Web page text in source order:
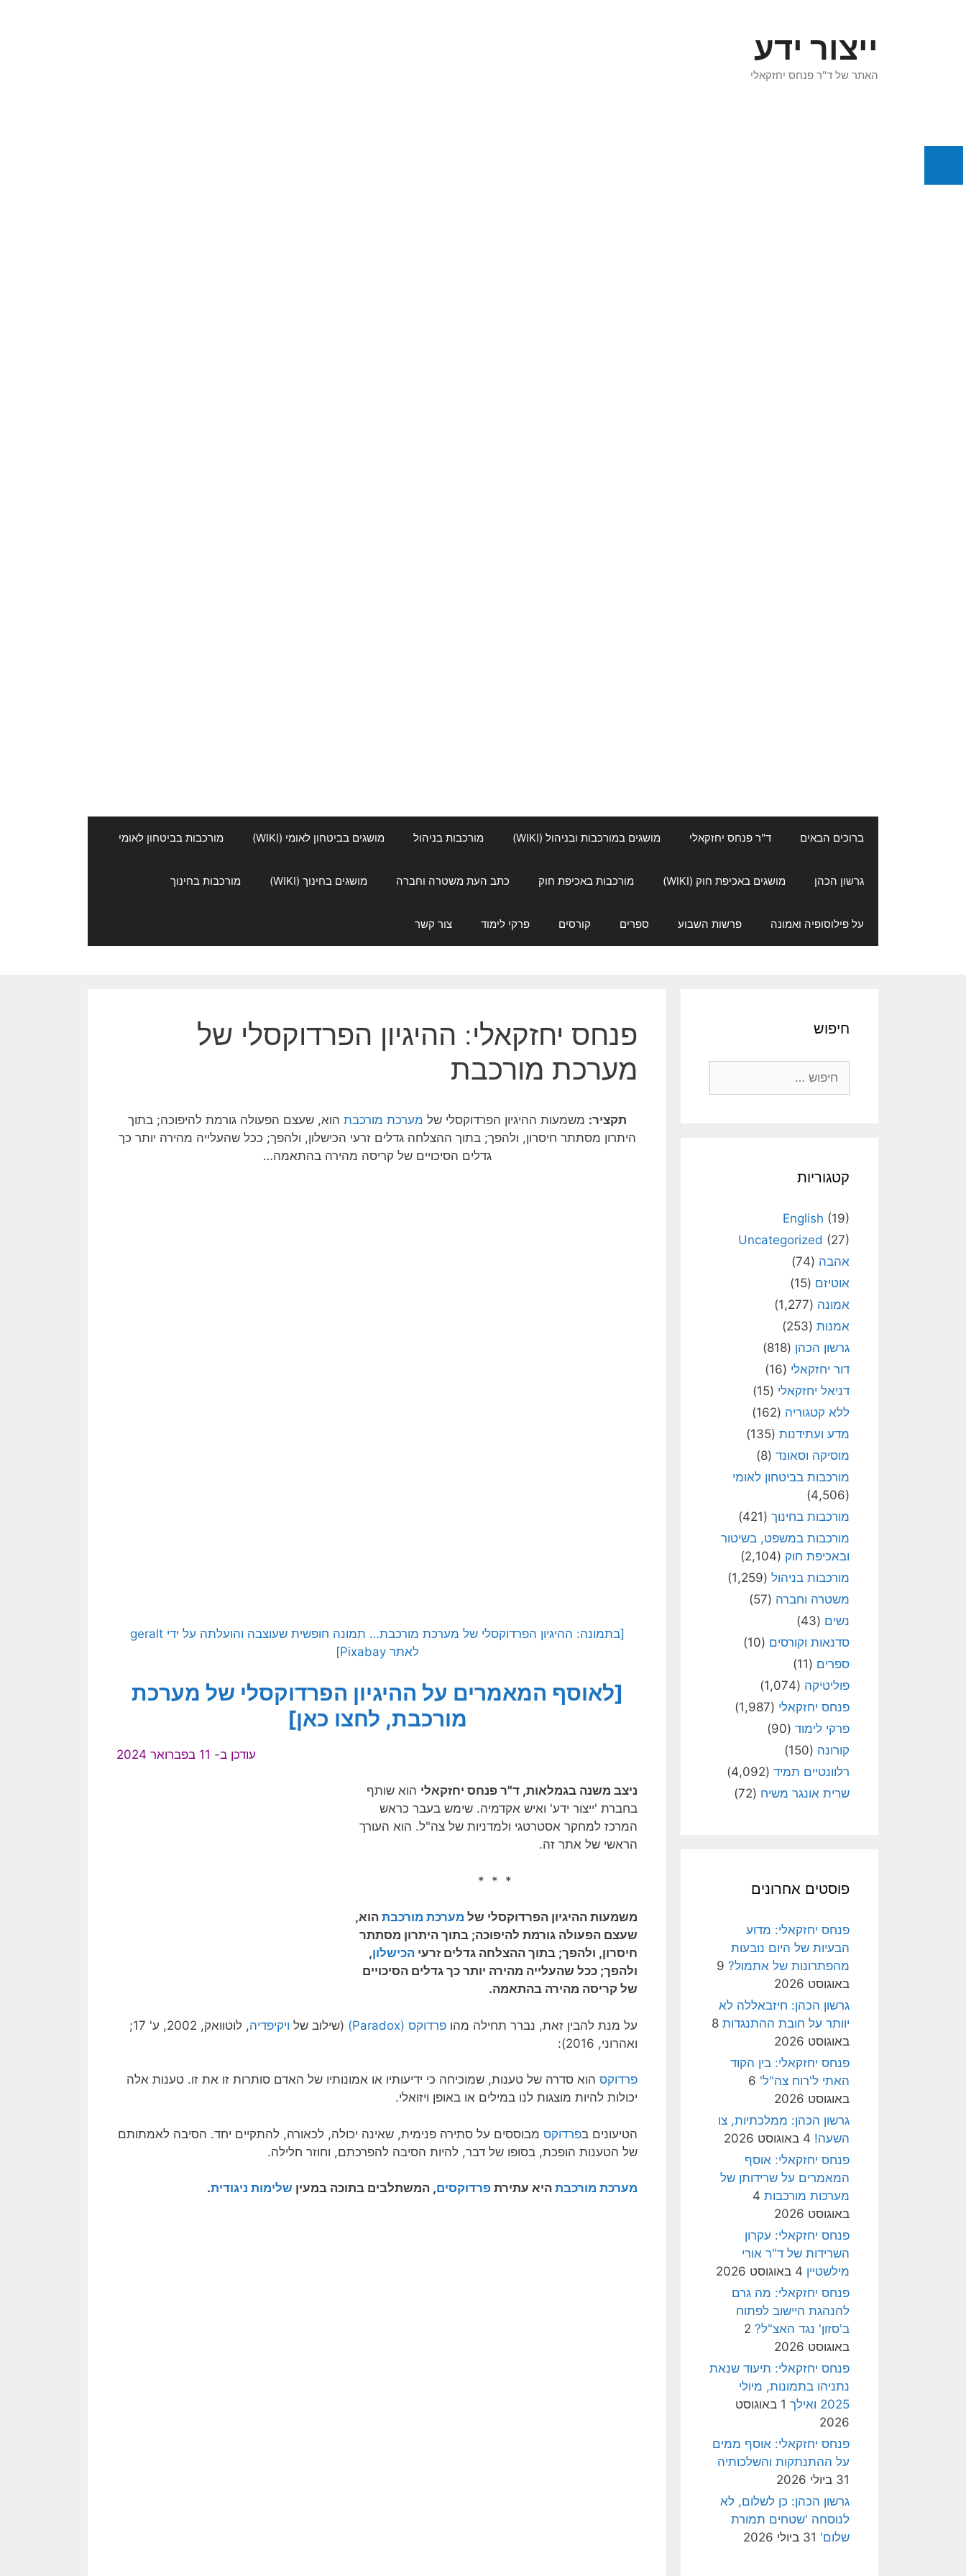
ייצור ידע
האתר של ד"ר פנחס יחזקאלי
ברוכים הבאים ד"ר פנחס יחזקאלי מושגים במורכבות ובניהול (WIKI) מורכבות בניהול מושגים בביטחון לאומי (WIKI) מורכבות בביטחון לאומי
גרשון הכהן מושגים באכיפת חוק (WIKI) מורכבות באכיפת חוק כתב העת משטרה וחברה מושגים בחינוך (WIKI) מורכבות בחינוך
על פילוסופיה ואמונה פרשות השבוע ספרים קורסים פרקי לימוד צור קשר
פנחס יחזקאלי: ההיגיון הפרדוקסלי של
מערכת מורכבת
תקציר: משמעות ההיגיון הפרדוקסלי של מערכת מורכבת הוא, שעצם הפעולה גורמת להיפוכה; בתוך
היתרון מסתתר חיסרון, ולהפך; בתוך ההצלחה גדלים זרעי הכישלון, ולהפך; ככל שהעלייה מהירה יותר כך
גדלים הסיכויים של קריסה מהירה בהתאמה…
[בתמונה: ההיגיון הפרדוקסלי של מערכת מורכבת… תמונה חופשית שעוצבה והועלתה על ידי geralt
לאתר Pixabay]
[לאוסף המאמרים על ההיגיון הפרדוקסלי של מערכת
מורכבת, לחצו כאן]
עודכן ב- 11 בפברואר 2024
ניצב משנה בגמלאות, ד"ר פנחס יחזקאלי הוא שותף
בחברת 'ייצור ידע' ואיש אקדמיה. שימש בעבר כראש
המרכז למחקר אסטרטגי ולמדניות של צה"ל. הוא העורך
הראשי של אתר זה.
* * *
משמעות ההיגיון הפרדוקסלי של מערכת מורכבת הוא,
שעצם הפעולה גורמת להיפוכה; בתוך היתרון מסתתר
חיסרון, ולהפך; בתוך ההצלחה גדלים זרעי הכישלון,
ולהפך; ככל שהעלייה מהירה יותר כך גדלים הסיכויים
של קריסה מהירה בהתאמה.
על מנת להבין זאת, נברר תחילה מהו פרדוקס (Paradox) (שילוב של ויקיפדיה
, לוטוואק, 2002, ע' 17;
ואהרוני, 2016):
פרדוקס הוא סדרה של טענות, שמוכיחה כי ידיעותיו או אמונותיו של האדם סותרות זו את זו. טענות אלה
יכולות להיות מוצגות לנו במילים או באופן ויזואלי.
הטיעונים בפרדוקס מבוססים על סתירה פנימית, שאינה יכולה, לכאורה, להתקיים יחד. הסיבה לאמתותם
של הטענות הופכת, בסופו של דבר, להיות הסיבה להפרכתם, וחוזר חלילה.
מערכת מורכבת היא עתירת פרדוקסים, המשתלבים בתוכה במעין שלימות ניגודית.
חיפוש
קטגוריות
English (19)
Uncategorized (27)
אהבה (74)
אוטיזם (15)
אמונה (1,277)
אמנות (253)
גרשון הכהן (818)
דור יחזקאלי (16)
דניאל יחזקאלי (15)
ללא קטגוריה (162)
מדע ועתידנות (135)
מוסיקה וסאונד (8)
מורכבות בביטחון לאומי
(4,506)
מורכבות בחינוך (421)
מורכבות במשפט, בשיטור
ובאכיפת חוק (2,104)
מורכבות בניהול (1,259)
משטרה וחברה (57)
נשים (43)
סדנאות וקורסים (10)
ספרים (11)
פוליטיקה (1,074)
פנחס יחזקאלי (1,987)
פרקי לימוד (90)
קורונה (150)
רלוונטיים תמיד (4,092)
שרית אונגר משיח (72)
פוסטים אחרונים
פנחס יחזקאלי: מדוע
הבעיות של היום נובעות
מהפתרונות של אתמול? 9
באוגוסט 2026
גרשון הכהן: חיזבאללה לא
יוותר על חובת ההתנגדות 8
באוגוסט 2026
פנחס יחזקאלי: בין הקוד
האתי ל'רוח צה"ל' 6
באוגוסט 2026
גרשון הכהן: ממלכתיות, צו
השעה! 4 באוגוסט 2026
פנחס יחזקאלי: אוסף
המאמרים על שרידותן של
מערכות מורכבות 4
באוגוסט 2026
פנחס יחזקאלי: עקרון
השרידות של ד"ר אורי
מילשטיין 4 באוגוסט 2026
פנחס יחזקאלי: מה גרם
להנהגת היישוב לפתוח
ב'סזון' נגד האצ"ל? 2
באוגוסט 2026
פנחס יחזקאלי: תיעוד שנאת
נתניהו בתמונות, מיולי
2025 ואילך
1 באוגוסט
2026
פנחס יחזקאלי: אוסף ממים
על ההתנתקות והשלכותיה
31 ביולי 2026
גרשון הכהן: כן לשלום, לא
לנוסחה 'שטחים תמורת
שלום' 31 ביולי 2026